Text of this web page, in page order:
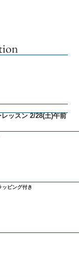
レッスン 2/28(土)午前
ッピング付き